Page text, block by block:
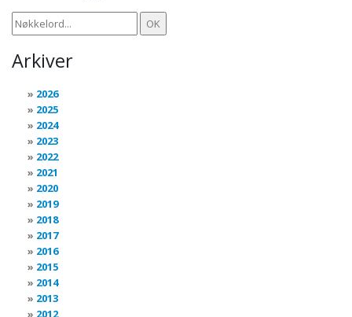
Arkiver
2026
2025
2024
2023
2022
2021
2020
2019
2018
2017
2016
2015
2014
2013
2012